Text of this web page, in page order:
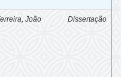
João Dissertação